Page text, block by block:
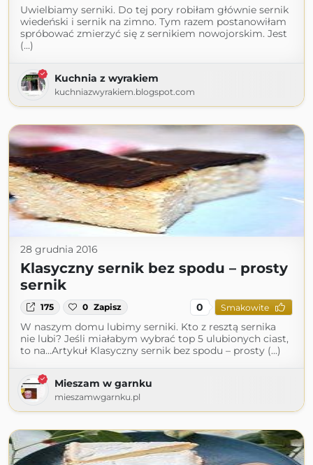
Uwielbiamy serniki. Do tej pory robiłam głównie sernik
wiedeński i sernik na zimno. Tym razem postanowiłam
spróbować zmierzyć się z sernikiem nowojorskim. Jest
(...)
Kuchnia z wyrakiem
kuchniazwyrakiem.blogspot.com
28 grudnia 2016
Klasyczny sernik bez spodu – prosty
sernik
175 0 Zapisz 0 Smakowite
W naszym domu lubimy serniki. Kto z resztą sernika
nie lubi? Jeśli miałabym wybrać top 5 ulubionych ciast,
to na...Artykuł Klasyczny sernik bez spodu – prosty (...)
Mieszam w garnku
mieszamwgarnku.pl